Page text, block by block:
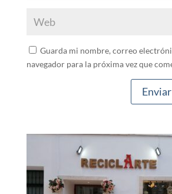
Guarda mi nombre, correo
navegador para la próxima vez que